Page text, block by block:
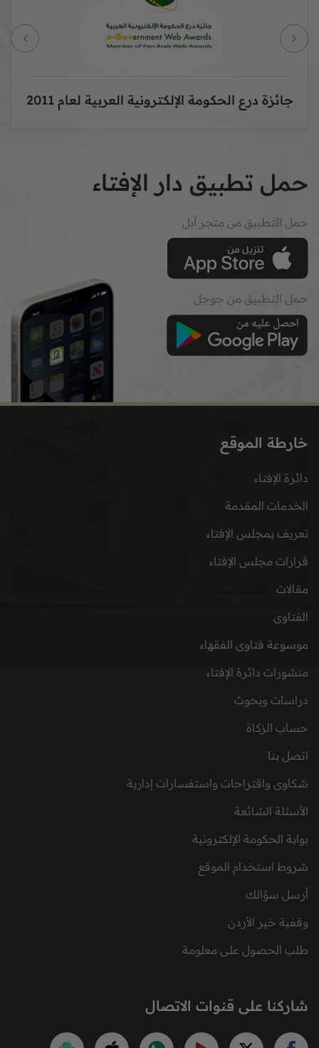
جائزة درع الحكومة الإلكترونية العربية لعام 2011
حمل تطبيق دار الإفتاء
حمل التطبيق من متجر آبل
حمل التطبيق من جوجل
خارطة الموقع
دائرة الإفتاء
الخدمات المقدمة
تعريف بمجلس الإفتاء
قرارات مجلس الإفتاء
مقالات
الفتاوى
موسوعة فتاوى الفقهاء
منشورات دائرة الإفتاء
دراسات وبحوث
حساب الزكاة
اتصل بنا
شكاوى واقتراحات واستفسارات إدارية
الأسئلة الشائعة
بوابة الحكومة الإلكترونية
شروط استخدام الموقع
أرسل سؤالك
وقفية خير الأردن
طلب الحصول على معلومة
شاركنا على قنوات الاتصال